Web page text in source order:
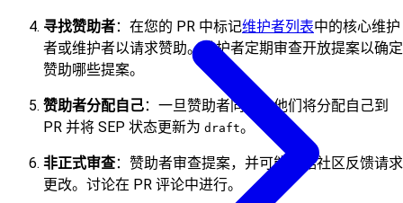
寻找赞助者：在您的 PR 中标记维护者列表中的核心维护
者或维护者以请求赞助。维护者定期审查开放提案以确定
赞助哪些提案。
赞助者分配自己：一旦赞助者同意，他们将分配自己到
PR 并将 SEP 状态更新为 draft。
非正式审查：赞助者审查提案，并可能根据社区反馈请求
更改。讨论在 PR 评论中进行。